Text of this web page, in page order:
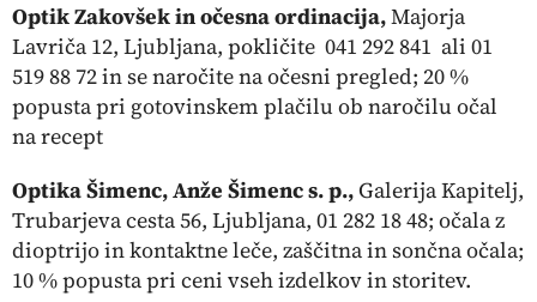
Optik Zakovšek in očesna ordinacija,Majorja
Lavriča 12, Ljubljana, pokličite 041 292 841 ali 01
519 88 72 in se naročite na očesni pregled; 20 %
popusta pri gotovinskem plačilu ob naročilu očal
na recept
Optika Šimenc, Anže Šimenc s. p.,Galerija Kapitelj,
Trubarjeva cesta 56, Ljubljana, 01 282 18 48; očala z
dioptrijo in kontaktne leče, zaščitna in sončna očala;
10 % popusta pri ceni vseh izdelkov in storitev.